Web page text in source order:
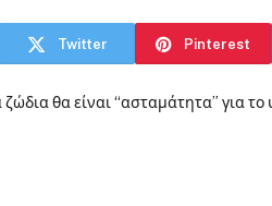
Twitter Pinterest